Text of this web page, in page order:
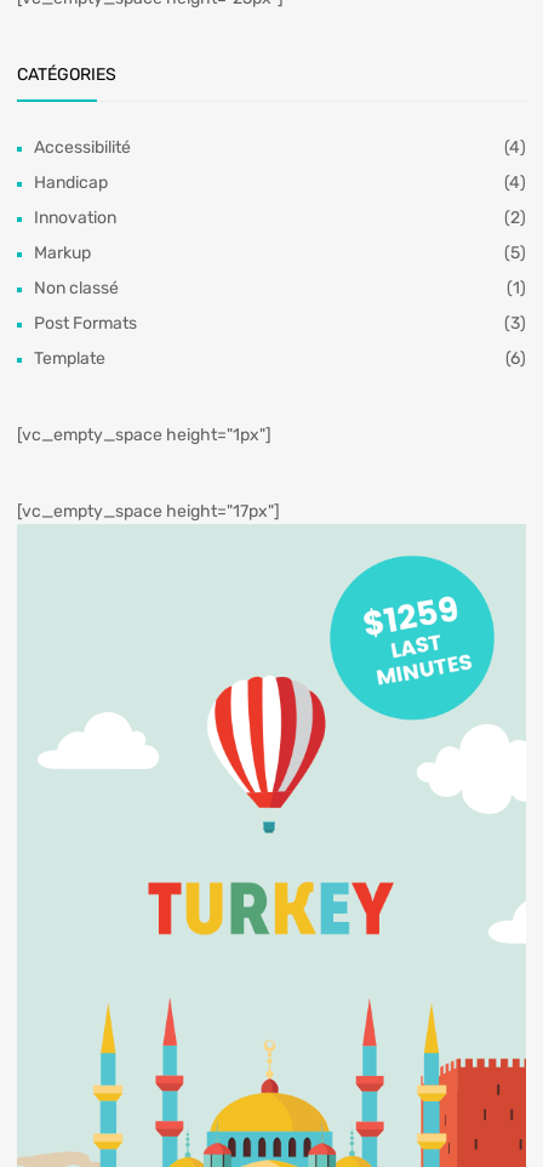
CATÉGORIES
Accessibilité
(4)
Handicap
(4)
Innovation
(2)
Markup
(5)
Non classé
(1)
Post Formats
(3)
Template
(6)
[vc_empty_space height="1px"]
[vc_empty_space height="17px"]